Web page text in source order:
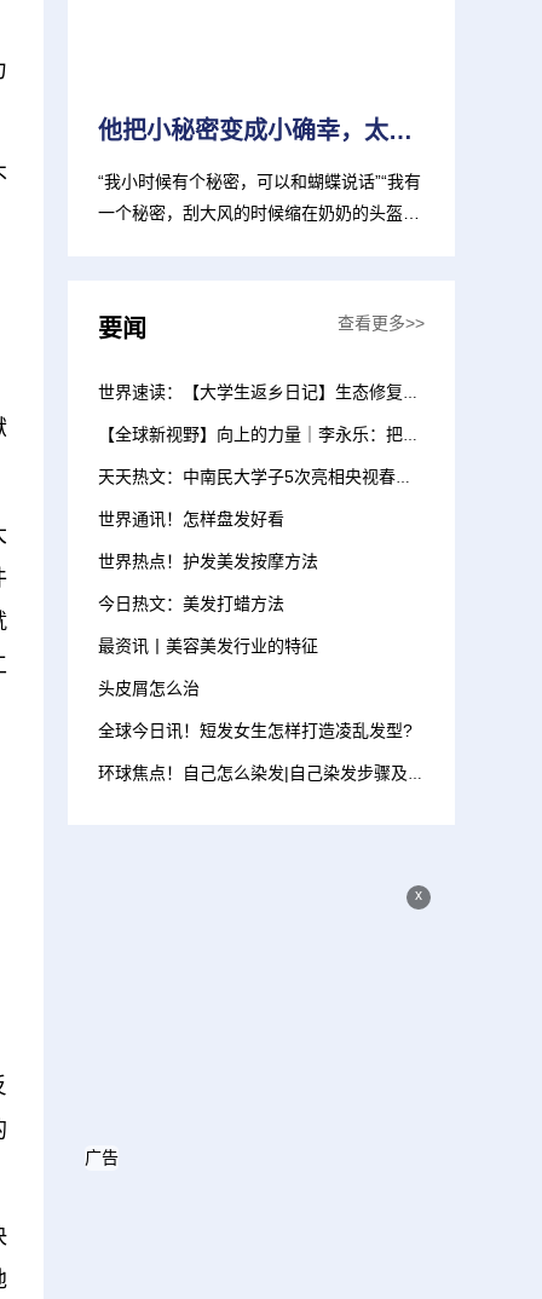
他把小秘密变成小确幸，太治愈啦！
“我小时候有个秘密，可以和蝴蝶说话”“我有
一个秘密，刮大风的时候缩在奶奶的头盔后
要闻 查看更多>>
世界速读：【大学生返乡日记】生态修复，让干河变绿洲
【全球新视野】向上的力量｜李永乐：把教育送进大山里
天天热文：中南民大学子5次亮相央视春晚 65人参演10个节目
世界通讯！怎样盘发好看
世界热点！护发美发按摩方法
今日热文：美发打蜡方法
最资讯丨美容美发行业的特征
头皮屑怎么治
全球今日讯！短发女生怎样打造凌乱发型?
环球焦点！自己怎么染发|自己染发步骤及技巧
x
广告